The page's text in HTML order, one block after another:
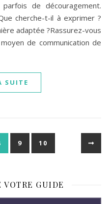
de découragement.
cherche-t-il à exprimer ?
adaptée ?Rassurez-vous
de communication de
SUITE
9 10
VOTRE GUIDE